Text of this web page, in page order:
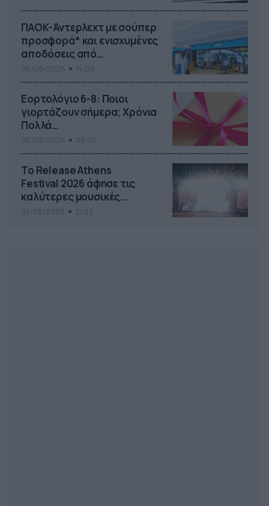
ΠΑΟΚ-Άντερλεχτ με σούπερ
προσφορά* και ενισχυμένες
αποδόσεις από
το Pamestoixima.gr
Εορτολόγιο 6-8: Ποιοι
γιορτάζουν σήμερα; Χρόνια
Πολλά…
Το Release Athens
Festival 2026 άφησε τις
καλύτερες μουσικές
αναμνήσεις